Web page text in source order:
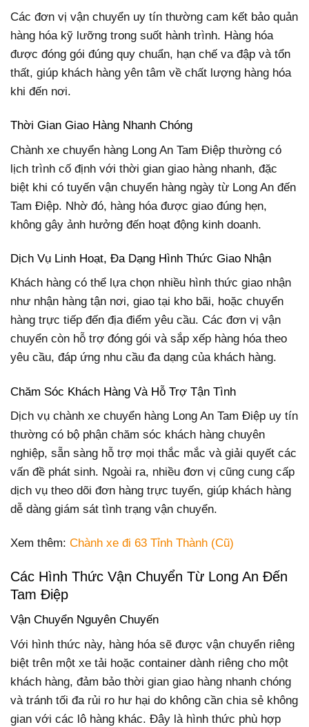
Các đơn vị vận chuyển uy tín thường cam kết bảo quản
hàng hóa kỹ lưỡng trong suốt hành trình. Hàng hóa
được đóng gói đúng quy chuẩn, hạn chế va đập và tổn
thất, giúp khách hàng yên tâm về chất lượng hàng hóa
khi đến nơi.
Thời Gian Giao Hàng Nhanh Chóng
Chành xe chuyển hàng Long An Tam Điệp thường có
lịch trình cố định với thời gian giao hàng nhanh, đặc
biệt khi có tuyến vận chuyển hàng ngày từ Long An đến
Tam Điệp. Nhờ đó, hàng hóa được giao đúng hẹn,
không gây ảnh hưởng đến hoạt động kinh doanh.
Dịch Vụ Linh Hoạt, Đa Dạng Hình Thức Giao Nhận
Khách hàng có thể lựa chọn nhiều hình thức giao nhận
như nhận hàng tận nơi, giao tại kho bãi, hoặc chuyển
hàng trực tiếp đến địa điểm yêu cầu. Các đơn vị vận
chuyển còn hỗ trợ đóng gói và sắp xếp hàng hóa theo
yêu cầu, đáp ứng nhu cầu đa dạng của khách hàng.
Chăm Sóc Khách Hàng Và Hỗ Trợ Tận Tình
Dịch vụ chành xe chuyển hàng Long An Tam Điệp uy tín
thường có bộ phận chăm sóc khách hàng chuyên
nghiệp, sẵn sàng hỗ trợ mọi thắc mắc và giải quyết các
vấn đề phát sinh. Ngoài ra, nhiều đơn vị cũng cung cấp
dịch vụ theo dõi đơn hàng trực tuyến, giúp khách hàng
dễ dàng giám sát tình trạng vận chuyển.
Xem thêm: Chành xe đi 63 Tỉnh Thành (Cũ)
Các Hình Thức Vận Chuyển Từ Long An Đến
Tam Điệp
Vận Chuyển Nguyên Chuyến
Với hình thức này, hàng hóa sẽ được vận chuyển riêng
biệt trên một xe tải hoặc container dành riêng cho một
khách hàng, đảm bảo thời gian giao hàng nhanh chóng
và tránh tối đa rủi ro hư hại do không cần chia sẻ không
gian với các lô hàng khác. Đây là hình thức phù hợp